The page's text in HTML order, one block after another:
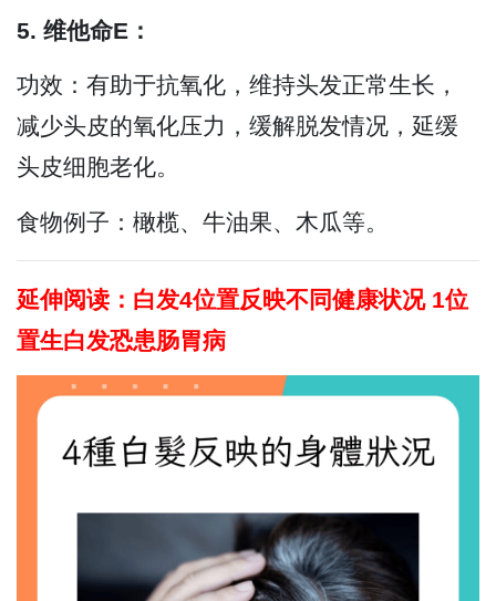
5. 维他命E：
功效：有助于抗氧化，维持头发正常生长，
减少头皮的氧化压力，缓解脱发情况，延缓
头皮细胞老化。
食物例子：橄榄、牛油果、木瓜等。
延伸阅读：白发4位置反映不同健康状况 1位
置生白发恐患肠胃病